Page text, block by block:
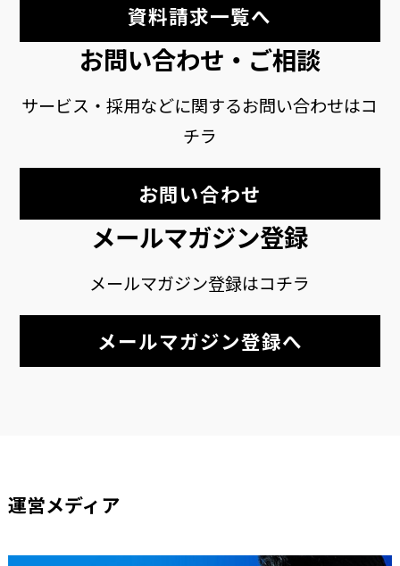
資料請求一覧へ
お問い合わせ・ご相談
サービス・採用などに関するお問い合わせはコ
チラ
お問い合わせ
メールマガジン登録
メールマガジン登録はコチラ
メールマガジン登録へ
運営メディア